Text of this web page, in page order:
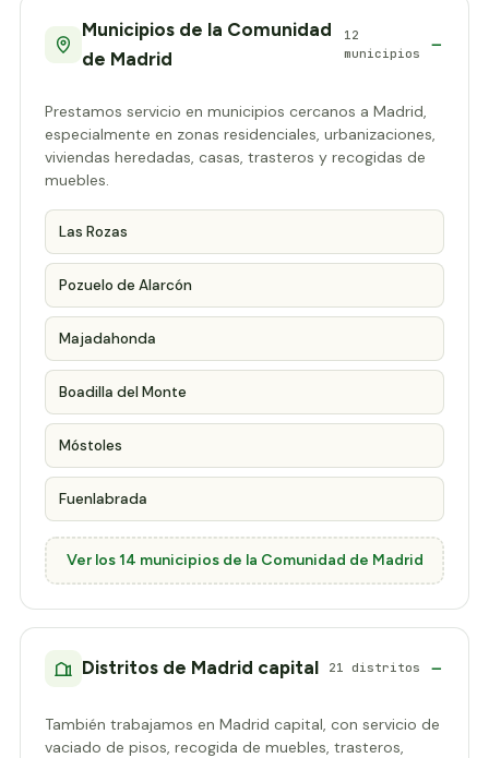
Municipios de la Comunidad
de Madrid
12
municipios
Prestamos servicio en municipios cercanos a Madrid,
especialmente en zonas residenciales, urbanizaciones,
viviendas heredadas, casas, trasteros y recogidas de
muebles.
Las Rozas
Pozuelo de Alarcón
Majadahonda
Boadilla del Monte
Móstoles
Fuenlabrada
Ver los 14 municipios de la Comunidad de Madrid
Distritos de Madrid capital 21 distritos
También trabajamos en Madrid capital, con servicio de
vaciado de pisos, recogida de muebles, trasteros,